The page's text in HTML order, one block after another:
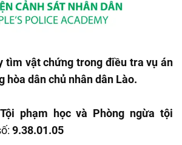
tìm vật chứng trong điều tra vụ án
hòa dân chủ nhân dân Lào.
Tội phạm học và Phòng ngừa tội
9.38.01.05